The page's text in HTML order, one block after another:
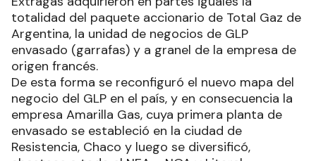
totalidad del paquete accionario de Total Gaz de
Argentina, la unidad de negocios de GLP
envasado (garrafas) y a granel de la empresa de
origen francés.
De esta forma se reconfiguró el nuevo mapa del
negocio del GLP en el país, y en consecuencia la
empresa Amarilla Gas, cuya primera planta de
envasado se estableció en la ciudad de
Resistencia, Chaco y luego se diversificó,